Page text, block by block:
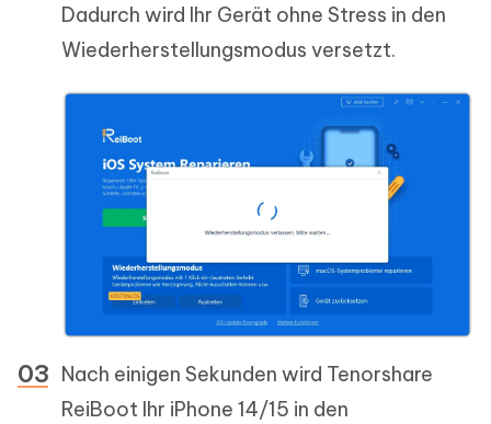
Dadurch wird Ihr Gerät ohne Stress in den
Wiederherstellungsmodus versetzt.
Nach einigen Sekunden wird Tenorshare
ReiBoot Ihr iPhone 14/15 in den